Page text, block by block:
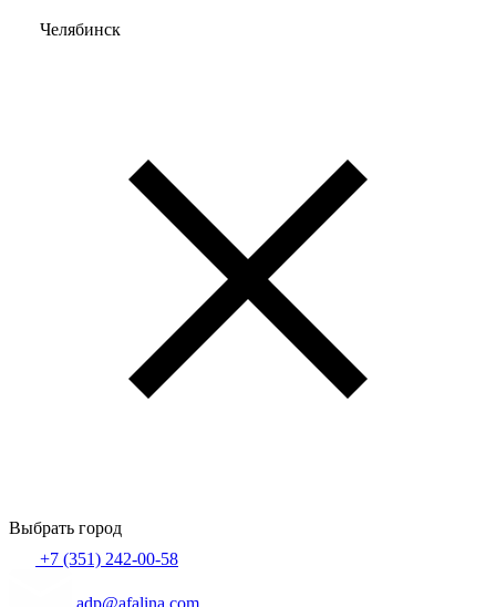
Челябинск
Выбрать город
+7 (351) 242-00-58
adp@afalina.com